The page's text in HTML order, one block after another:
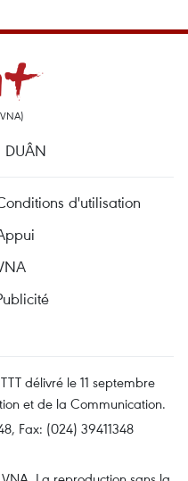
DUÂN
d'utilisation
délivré le 11 septembre
et de la Communication.
Fax: (024) 39411348